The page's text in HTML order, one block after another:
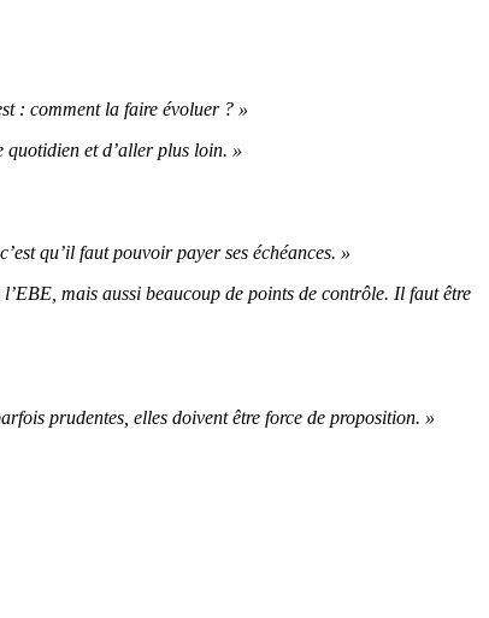
: comment la faire évoluer ? »
et d’aller plus loin. »
qu’il faut pouvoir payer ses échéances. »
mais aussi beaucoup de points de contrôle. Il faut être
prudentes, elles doivent être force de proposition. »